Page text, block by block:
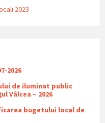
2023
2026
de iluminat public
Vâlcea – 2026
bugetului local de